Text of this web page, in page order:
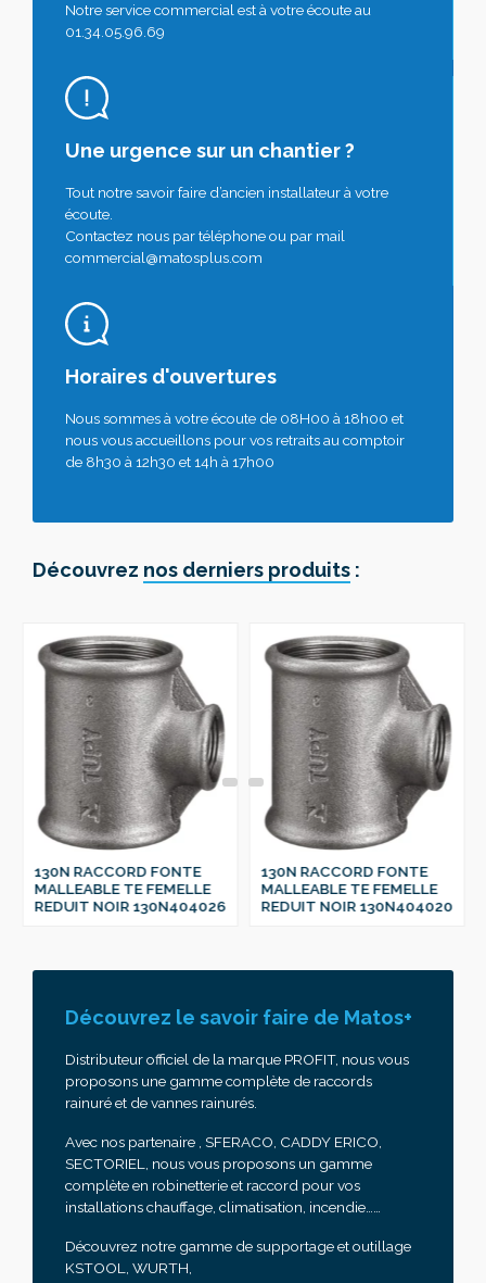
Notre service commercial est à votre écoute au
01.34.05.96.69
Une urgence sur un chantier ?
Tout notre savoir faire d’ancien installateur à votre
écoute.
Contactez nous par téléphone ou par mail
commercial@matosplus.com
Horaires d'ouvertures
Nous sommes à votre écoute de 08H00 à 18h00 et
nous vous accueillons pour vos retraits au comptoir
de 8h30 à 12h30 et 14h à 17h00
Découvrez nos derniers produits :
130N RACCORD FONTE
MALLEABLE TE FEMELLE
REDUIT NOIR 130N404026
130N RACCORD FONTE
MALLEABLE TE FEMELLE
REDUIT NOIR 130N404020
Découvrez le savoir faire de Matos+
Distributeur officiel de la marque PROFIT, nous vous
proposons une gamme complète de raccords
rainuré et de vannes rainurés.
Avec nos partenaire , SFERACO, CADDY ERICO,
SECTORIEL, nous vous proposons un gamme
complète en robinetterie et raccord pour vos
installations chauffage, climatisation, incendie……
Découvrez notre gamme de supportage et outillage
KSTOOL, WURTH,